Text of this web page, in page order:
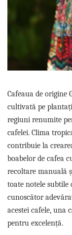
Cafea boabe
Cafea boabe
Cafea boabe
Cafea boabe 1kg
Cafea boabe verde
Cafea de
Cafea proaspat
Cafea Etiopia
Cafea Columbia
Cafea Brazilia
Cafea Guatemala
Cafea Costa Rica
Cafea Rwanda
Cafea
Cafea Instant
Capsule de Cafea
Sistem de zahar si
Tastaturi si
Cafeaua de origine
cultivată pe
regiuni renumite
cafelei. Clima
contribuie la
boabelor de cafea
recoltare manuală
toate notele subtile
cunoscător
acestei cafele, una
pentru excelență.